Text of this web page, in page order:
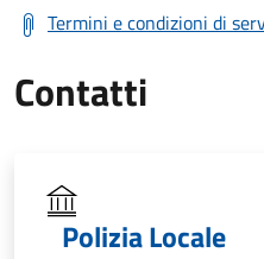
Termini e condizioni di
Contatti
Polizia Locale